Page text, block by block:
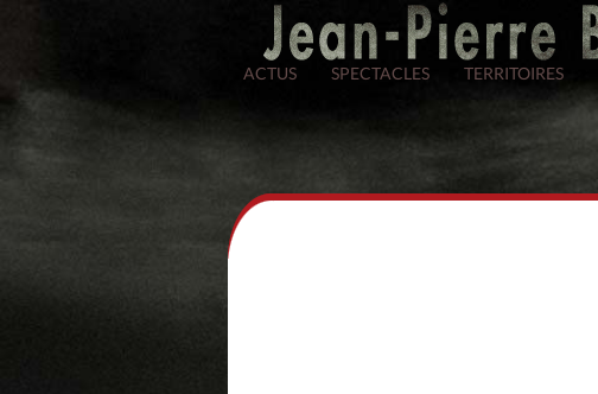
ACTUS SPECTACLES TERRITOIRES